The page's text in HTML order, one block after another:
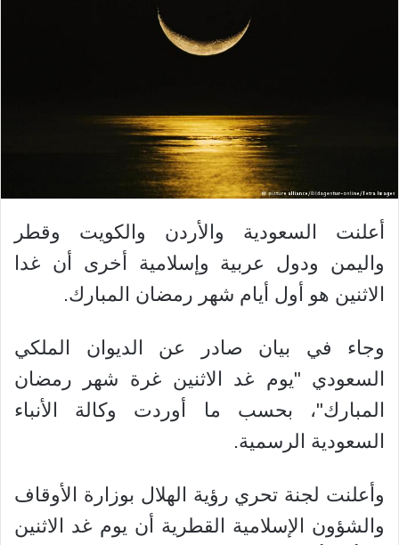
أعلنت السعودية والأردن والكويت وقطر
واليمن ودول عربية وإسلامية أخرى أن غدا
الاثنين هو أول أيام شهر رمضان المبارك.
وجاء في بيان صادر عن الديوان الملكي
السعودي "يوم غد الاثنين غرة شهر رمضان
المبارك"، بحسب ما أوردت وكالة الأنباء
السعودية الرسمية.
وأعلنت لجنة تحري رؤية الهلال بوزارة الأوقاف
والشؤون الإسلامية القطرية أن يوم غد الاثنين